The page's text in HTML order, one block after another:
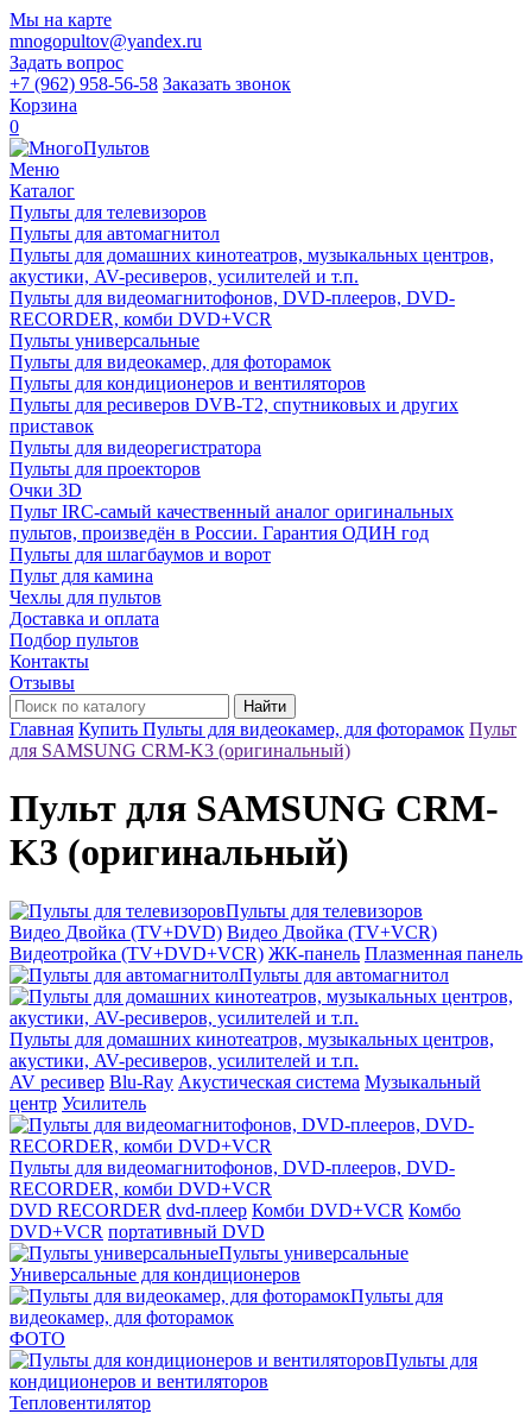
Мы на карте
mnogopultov@yandex.ru
Задать вопрос
+7 (962) 958-56-58 Заказать звонок
Корзина
0
Меню
Каталог
Пульты для телевизоров
Пульты для автомагнитол
Пульты для домашних кинотеатров, музыкальных центров,
акустики, AV-ресиверов, усилителей и т.п.
Пульты для видеомагнитофонов, DVD-плееров, DVD-
RECORDER, комби DVD+VCR
Пульты универсальные
Пульты для видеокамер, для фоторамок
Пульты для кондиционеров и вентиляторов
Пульты для ресиверов DVB-T2, спутниковых и других
приставок
Пульты для видеорегистратора
Пульты для проекторов
Очки 3D
Пульт IRC-самый качественный аналог оригинальных
пультов, произведён в России. Гарантия ОДИН год
Пульты для шлагбаумов и ворот
Пульт для камина
Чехлы для пультов
Доставка и оплата
Подбор пультов
Контакты
Отзывы
Найти
Главная Купить Пульты для видеокамер, для фоторамок Пульт
для SAMSUNG CRM-K3 (оригинальный)
Пульт для SAMSUNG CRM-
K3 (оригинальный)
Пульты для телевизоров
Видео Двойка (TV+DVD) Видео Двойка (TV+VCR)
Видеотройка (TV+DVD+VCR) ЖК-панель Плазменная панель
Пульты для автомагнитол
Пульты для домашних кинотеатров, музыкальных центров,
акустики, AV-ресиверов, усилителей и т.п.
AV ресивер Blu-Ray Акустическая система Музыкальный
центр Усилитель
Пульты для видеомагнитофонов, DVD-плееров, DVD-
RECORDER, комби DVD+VCR
DVD RECORDER dvd-плеер Комби DVD+VCR Комбо
DVD+VCR портативный DVD
Пульты универсальные
Универсальные для кондиционеров
Пульты для
видеокамер, для фоторамок
ФОТО
Пульты для
кондиционеров и вентиляторов
Тепловентилятор